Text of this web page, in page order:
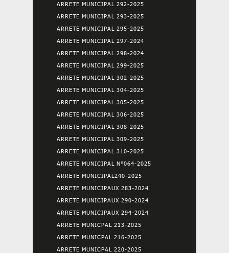
ARRETE MUNICIPAL 292-2025
ARRETE MUNICIPAL 293-2025
ARRETE MUNICIPAL 295-2025
ARRETE MUNICIPAL 297-2024
ARRETE MUNICIPAL 298-2024
ARRETE MUNICIPAL 299-2025
ARRETE MUNICIPAL 302-2025
ARRETE MUNICIPAL 304-2025
ARRETE MUNICIPAL 305-2025
ARRETE MUNICIPAL 306-2025
ARRETE MUNICIPAL 308-2025
ARRETE MUNICIPAL 309-2025
ARRETE MUNICIPAL 310-2025
ARRETE MUNICIPAL N°064-2025
ARRETE MUNICIPAL240-2025
ARRETE MUNICIPAUX 283-2024
ARRETE MUNICIPAUX 290-2024
ARRETE MUNICIPAUX 294-2024
ARRETE MUNICPAL 213-2025
ARRETE MUNICPAL 216-2025
ARRETE MUNICPAL 220-2025